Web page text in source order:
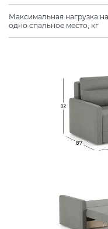
Максимальная нагрузка на
одно спальное место, кг